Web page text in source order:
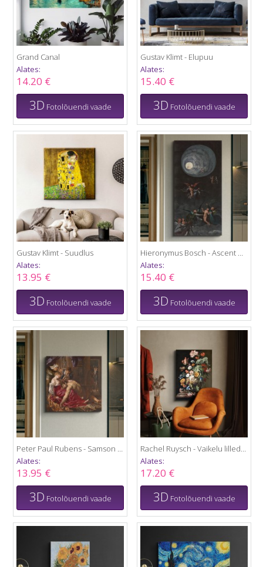
Grand Canal
Alates:
14.20 €
3D Fotolõuendi vaade
Gustav Klimt - Elupuu
Alates:
15.40 €
3D Fotolõuendi vaade
Gustav Klimt - Suudlus
Alates:
13.95 €
3D Fotolõuendi vaade
Hieronymus Bosch - Ascent of the Blessed
Alates:
15.40 €
3D Fotolõuendi vaade
Peter Paul Rubens - Samson and Delilah
Alates:
13.95 €
3D Fotolõuendi vaade
Rachel Ruysch - Vaikelu lilledega
Alates:
17.20 €
3D Fotolõuendi vaade